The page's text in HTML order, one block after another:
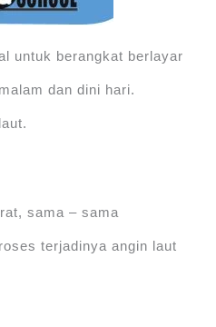
untuk berangkat berlayar
dan dini hari.
sama – sama
terjadinya angin laut